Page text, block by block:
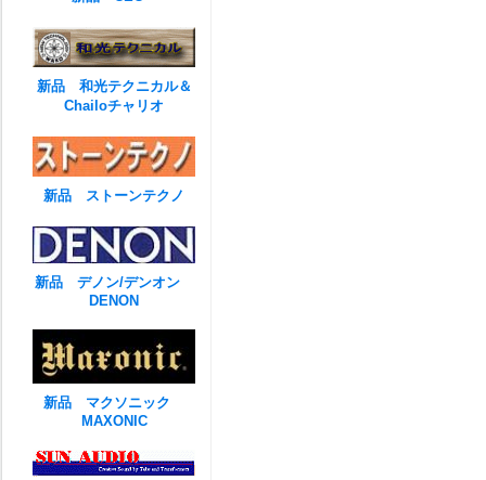
新品 和光テクニカル＆
Chailoチャリオ
新品 ストーンテクノ
新品 デノン/デンオン
DENON
新品 マクソニック
MAXONIC